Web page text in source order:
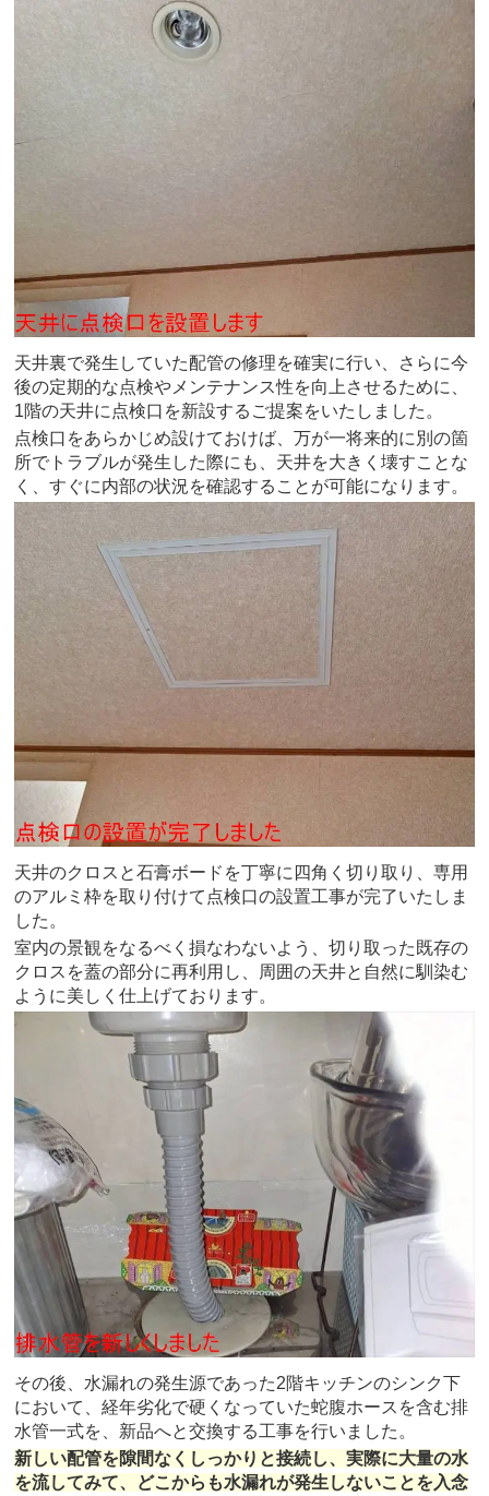
天井裏で発生していた配管の修理を確実に行い、さらに今
後の定期的な点検やメンテナンス性を向上させるために、
1階の天井に点検口を新設するご提案をいたしました。
点検口をあらかじめ設けておけば、万が一将来的に別の箇
所でトラブルが発生した際にも、天井を大きく壊すことな
く、すぐに内部の状況を確認することが可能になります。
天井のクロスと石膏ボードを丁寧に四角く切り取り、専用
のアルミ枠を取り付けて点検口の設置工事が完了いたしま
した。
室内の景観をなるべく損なわないよう、切り取った既存の
クロスを蓋の部分に再利用し、周囲の天井と自然に馴染む
ように美しく仕上げております。
その後、水漏れの発生源であった2階キッチンのシンク下
において、経年劣化で硬くなっていた蛇腹ホースを含む排
水管一式を、新品へと交換する工事を行いました。
新しい配管を隙間なくしっかりと接続し、実際に大量の水
を流してみて、どこからも水漏れが発生しないことを入念